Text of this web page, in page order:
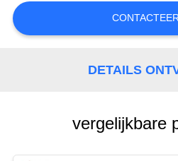
OM EEN
CITAAT
SITEMAP
PRIVACYBELEID
DETAILS
vergelijkbare